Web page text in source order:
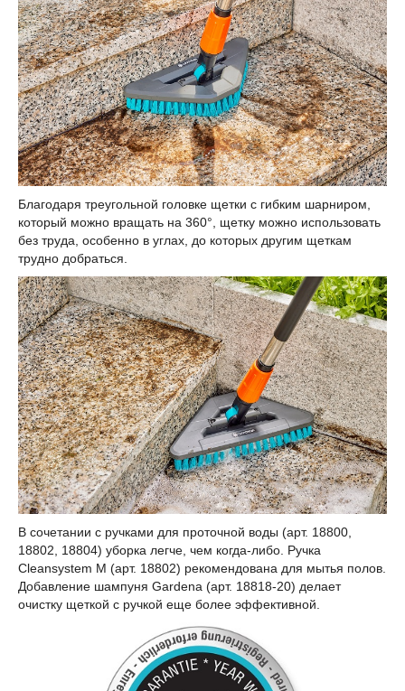
Благодаря треугольной головке щетки с гибким шарниром,
который можно вращать на 360°, щетку можно использовать
без труда, особенно в углах, до которых другим щеткам
трудно добраться.
В сочетании с ручками для проточной воды (арт. 18800,
18802, 18804) уборка легче, чем когда-либо. Ручка
Cleansystem M (арт. 18802) рекомендована для мытья полов.
Добавление шампуня Gardena (арт. 18818-20) делает
очистку щеткой с ручкой еще более эффективной.